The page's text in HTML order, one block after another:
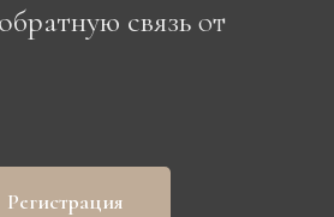
обратную связьот
Регистрация